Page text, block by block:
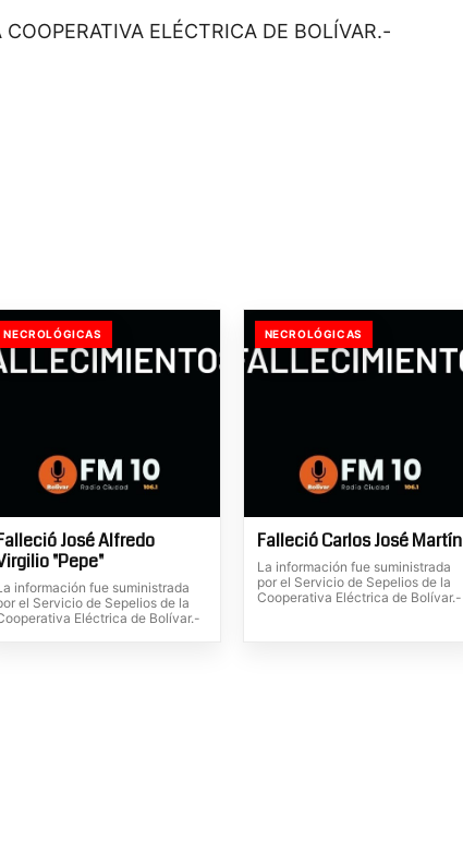
ELÉCTRICA DE BOLÍVAR.-
NECROLÓGICAS
José Alfredo
"Pepe"
información fue suministrada
el Servicio de Sepelios de la
Eléctrica de Bolívar.-
NECROLÓGICAS
Falleció Carlos José Martín
La información fue suministrada
por el Servicio de Sepelios de la
Cooperativa Eléctrica de Bolívar.-